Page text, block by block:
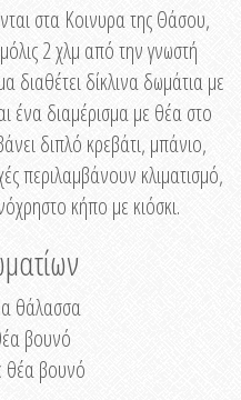
στα Κοινυρα της Θάσου,
2 χλμ από την γνωστή
δίκλινα δωμάτια με
ένα διαμέρισμα με θέα στο
διπλό κρεβάτι, μπάνιο,
περιλαμβάνουν κλιματισμό,
κήπο με κιόσκι.
θάλασσα
βουνό
θέα βουνό